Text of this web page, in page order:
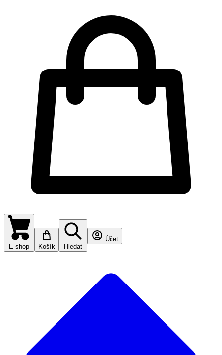
E-shop Košík Hledat
Účet